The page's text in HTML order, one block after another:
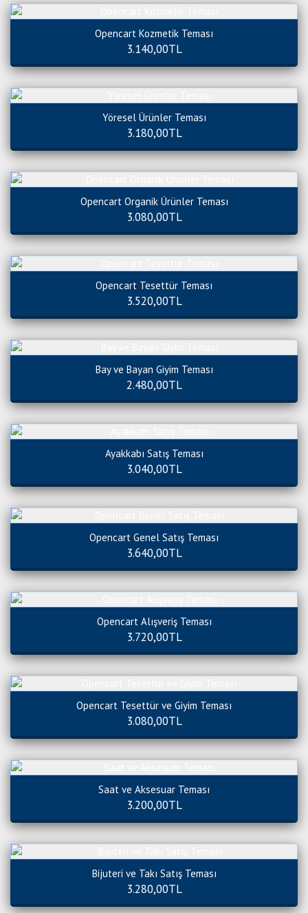
Opencart Kozmetik Teması
3.140,00TL
Yöresel Ürünler Teması
3.180,00TL
Opencart Organik Ürünler Teması
3.080,00TL
Opencart Tesettür Teması
3.520,00TL
Bay ve Bayan Giyim Teması
2.480,00TL
Ayakkabı Satış Teması
3.040,00TL
Opencart Genel Satış Teması
3.640,00TL
Opencart Alışveriş Teması
3.720,00TL
Opencart Tesettür ve Giyim Teması
3.080,00TL
Saat ve Aksesuar Teması
3.200,00TL
Bijuteri ve Takı Satış Teması
3.280,00TL